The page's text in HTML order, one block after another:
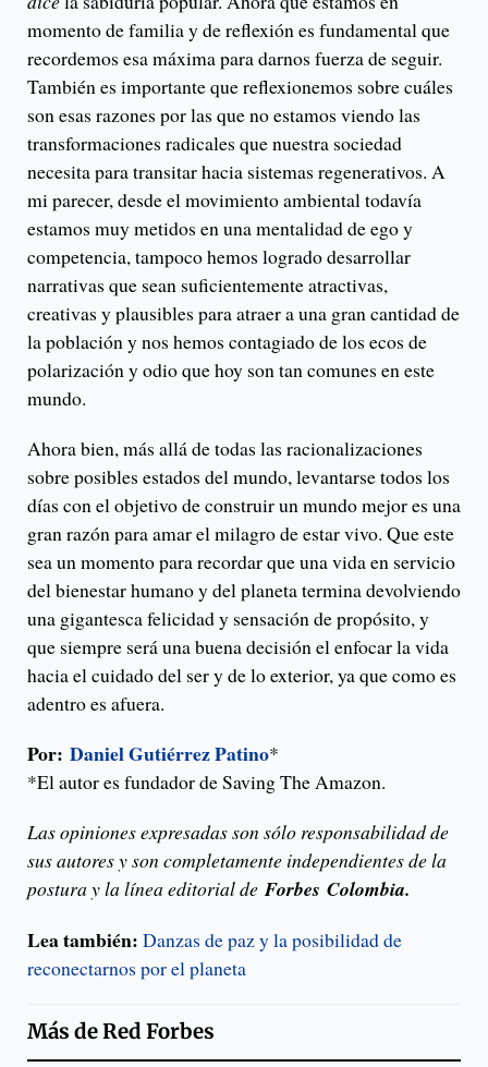
momento de familia y de reflexión es fundamental que
recordemos esa máxima para darnos fuerza de seguir.
También es importante que reflexionemos sobre cuáles
son esas razones por las que no estamos viendo las
transformaciones radicales que nuestra sociedad
necesita para transitar hacia sistemas regenerativos. A
mi parecer, desde el movimiento ambiental todavía
estamos muy metidos en una mentalidad de ego y
competencia, tampoco hemos logrado desarrollar
narrativas que sean suficientemente atractivas,
creativas y plausibles para atraer a una gran cantidad de
la población y nos hemos contagiado de los ecos de
polarización y odio que hoy son tan comunes en este
mundo.
Ahora bien, más allá de todas las racionalizaciones
sobre posibles estados del mundo, levantarse todos los
días con el objetivo de construir un mundo mejor es una
gran razón para amar el milagro de estar vivo. Que este
sea un momento para recordar que una vida en servicio
del bienestar humano y del planeta termina devolviendo
una gigantesca felicidad y sensación de propósito, y
que siempre será una buena decisión el enfocar la vida
hacia el cuidado del ser y de lo exterior, ya que como es
adentro es afuera.
Por: Daniel Gutiérrez Patino*
*El autor es fundador de Saving The Amazon.
Las opiniones expresadas son sólo responsabilidad de
sus autores y son completamente independientes de la
postura y la línea editorial de Forbes Colombia.
Lea también: Danzas de paz y la posibilidad de
reconectarnos por el planeta
Más deRed Forbes